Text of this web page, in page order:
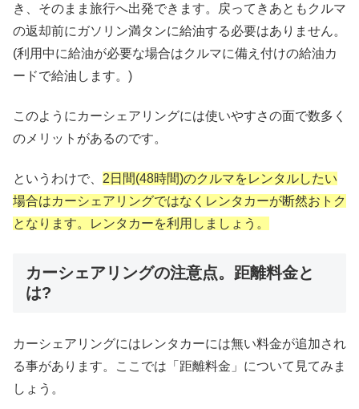
き、そのまま旅行へ出発できます。戻ってきあともクルマ
の返却前にガソリン満タンに給油する必要はありません。
(利用中に給油が必要な場合はクルマに備え付けの給油カ
ードで給油します。)
このようにカーシェアリングには使いやすさの面で数多く
のメリットがあるのです。
というわけで、 2日間(48時間)のクルマをレンタルしたい
場合はカーシェアリングではなくレンタカーが断然おトク
となります。レンタカーを利用しましょう。
カーシェアリングの注意点。距離料金と
は?
カーシェアリングにはレンタカーには無い料金が追加され
る事があります。ここでは「距離料金」について見てみま
しょう。